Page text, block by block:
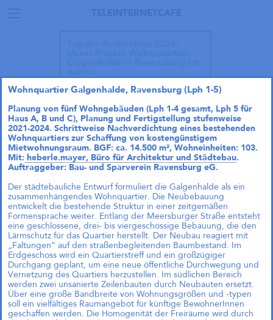
Talk im DAZ: „Wie geht
Wohnraumproduktion
einfach?“
Andreas Krauth diskutiert im Talk
„Wie geht Wohnraumproduktion
einfach?“ im Deutschen
Wohnquartier Galgenhalde, Ravensburg (Lph 1-5)
Planung von fünf Wohngebäuden (Lph 1-4 gesamt, Lph 5 für
Haus A, B und C), Planung und Fertigstellung stufenweise
2021-2024. Schrittweise Nachverdichtung eines bestehenden
Wohnquartiers zur Schaffung von kostengünstigem
Mietwohnungsraum. BGF: ca. 14.500 m², Wohneinheiten: 103.
Mit: heberle.mayer, Büro für Architektur und Städtebau.
Auftraggeber: Bau- und Sparverein Ravensburg eG.
Der städtebauliche Entwurf formuliert die Galgenhalde als ein
zusammenhängendes Wohnquartier. Die Neubebauung
entwickelt die bestehende Struktur in einer zeitgemäßen
Formensprache weiter. Entlang der Meersburger Straße entsteht
eine geschlossene, drei- bis viergeschossige Bebauung, die den
Lärmschutz für das Quartier herstellt. Der Neubau reagiert mit
„Faltungen“ auf den straßenbegleitenden Baumbestand. Im
Erdgeschoss wird ein Quartierstreff und ein großzügiger
Durchgang geplant, um eine neue öffentliche Durchwegung und
Vernetzung des Quartiers herzustellen. Im südlichen Bereich
werden zwei unsanierte Zeilenbauten durch Neubauten ersetzt.
Über eine große Bandbreite von Wohnungsgrößen und -typen
soll ein vielfältiges Raumangebot für künftige BewohnerInnen
geschaffen werden. Die Homogenität der Freiräume wird durch